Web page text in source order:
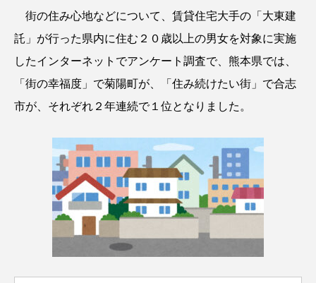
街の住み心地などについて、賃貸住宅大手の「大東建
託」が行った県内に住む２０歳以上の男女を対象に実施
したインターネットでアンケート調査で、熊本県では、
「街の幸福度」で菊陽町が、「住み続けたい街」で合志
市が、それぞれ２年連続で１位となりました。